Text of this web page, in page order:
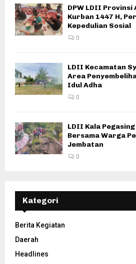
DPW LDII Provinsi
Kurban 1447 H,
Kepedulian Sosial
0
LDII Kecamatan
Area
Idul Adha
0
LDII Kala
Bersama Warga
Jembatan
0
Kategori
Berita Kegiatan
Daerah
Headlines